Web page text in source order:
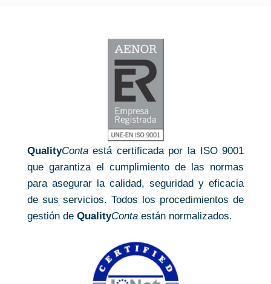
QualityContaestá certificada por la ISO 9001
que garantiza el cumplimiento de las normas
para asegurar la calidad, seguridad y eficacia
de sus servicios. Todos los procedimientos de
gestión de QualityContaestán normalizados.